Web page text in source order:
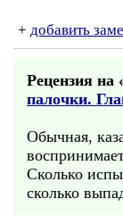
+ добавить
Рецензия на
палочки.
Обычная,
Сколько
сколько